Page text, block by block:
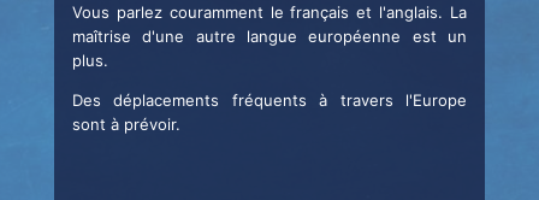
Vous parlez couramment le français et l'anglais. La
maîtrise d'une autre langue européenne est un
plus.
Des déplacements fréquents à travers l'Europe
sont à prévoir.